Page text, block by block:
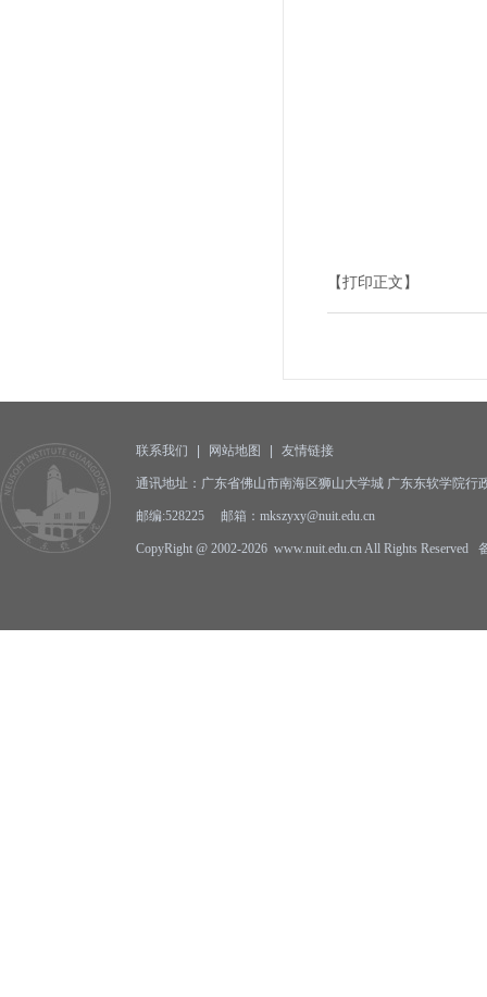
【打印正文】
联系我们 网站地图 友情链接
通讯地址：广东省佛山市南海区狮山大学城 广东东软学院行
邮编:528225 邮箱：mkszyxy@nuit.edu.cn
CopyRight @ 2002-2026 www.nuit.edu.cn All Rights Reserved